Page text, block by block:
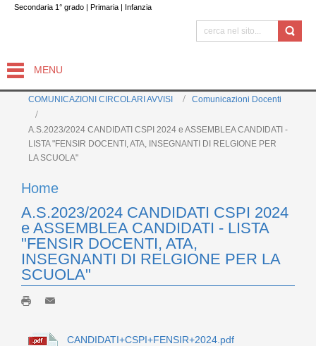
Secondaria 1° grado | Primaria | Infanzia
MENU
COMUNICAZIONI CIRCOLARI AVVISI Comunicazioni Docenti
A.S.2023/2024 CANDIDATI CSPI 2024 e ASSEMBLEA CANDIDATI -
LISTA "FENSIR DOCENTI, ATA, INSEGNANTI DI RELGIONE PER
LA SCUOLA"
Home
A.S.2023/2024 CANDIDATI CSPI 2024
e ASSEMBLEA CANDIDATI - LISTA
"FENSIR DOCENTI, ATA,
INSEGNANTI DI RELGIONE PER LA
SCUOLA"
CANDIDATI+CSPI+FENSIR+2024.pdf